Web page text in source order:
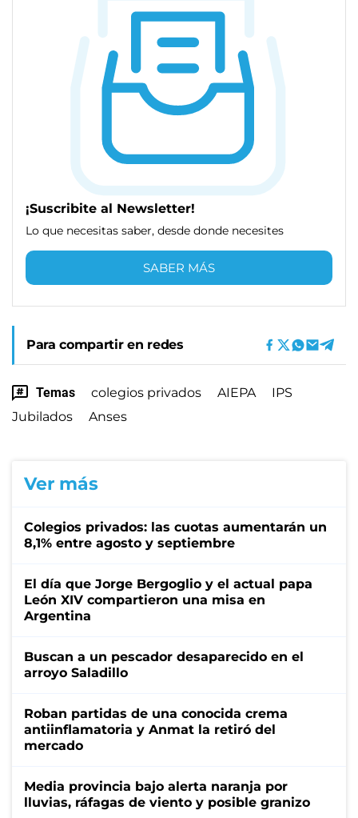
¡Suscribite al Newsletter!
Lo que necesitas saber, desde donde necesites
SABER MÁS
Para compartir en redes
Temas colegios privados AIEPA
IPS
Jubilados
Anses
Ver más
Colegios privados: las cuotas aumentarán un
8,1% entre agosto y septiembre
El día que Jorge Bergoglio y el actual papa
León XIV compartieron una misa en
Argentina
Buscan a un pescador desaparecido en el
arroyo Saladillo
Roban partidas de una conocida crema
antiinflamatoria y Anmat la retiró del
mercado
Media provincia bajo alerta naranja por
lluvias, ráfagas de viento y posible granizo